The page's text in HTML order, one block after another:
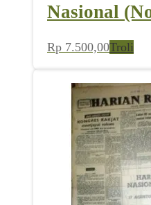
Nasional
Rp 7.500,00Troli